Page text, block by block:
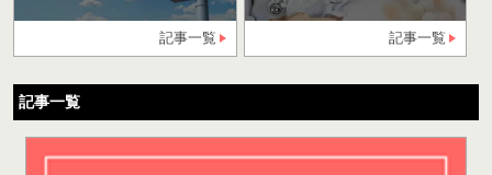
記事一覧 記事一覧
記事一覧